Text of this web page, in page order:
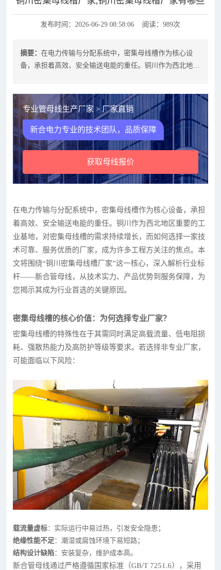
发布时间：2026-06-29 08:58:06 阅读：989次
摘要：在电力传输与分配系统中，密集母线槽作为核心设
备，承担着高效、安全输送电能的重任。铜川作为西北地区
专业管母线生产厂家 > 厂家直销
新合电力专业的技术团队，品质保障
获取母线报价
在电力传输与分配系统中，密集母线槽作为核心设备，承担
着高效、安全输送电能的重任。铜川作为西北地区重要的工
业基地，对密集母线槽的需求持续增长，而如何选择一家技
术可靠、服务优质的厂家，成为许多工程方关注的焦点。本
文将围绕“铜川密集母线槽厂家”这一核心，深入解析行业标
杆——新合管母线，从技术实力、产品优势到服务保障，为
您揭示其成为行业首选的关键原因。
密集母线槽的核心价值：为何选择专业厂家？
密集母线槽的特殊性在于其需同时满足高载流量、低电阻损
耗、强散热能力及高防护等级等要求。若选择非专业厂家，
可能面临以下风险：
载流量虚标：实际运行中易过热，引发安全隐患；
绝缘性能不足 ：潮湿或腐蚀环境下易短路；
结构设计缺陷：安装复杂，维护成本高。
新合管母线通过严格遵循国家标准（GB/T 7251.6），采用